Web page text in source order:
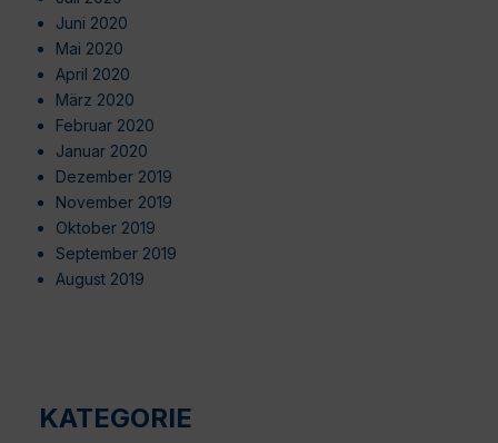
Juni 2020
Mai 2020
April 2020
März 2020
Februar 2020
Januar 2020
Dezember 2019
November 2019
Oktober 2019
September 2019
August 2019
KATEGORIE